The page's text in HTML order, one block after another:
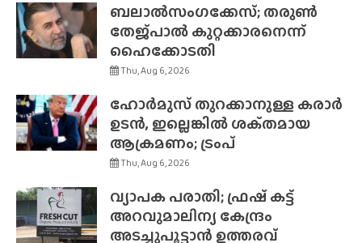
ബലാൽസംഗക്കേസ്; തരുൺ
തേജ്‌പാൽ കുറ്റക്കാരനെന്ന്
ഹൈക്കോടതി
Thu, Aug 6, 2026
ഹോർമുസ് തുറക്കാനുള്ള കരാർ
ഉടൻ, ഇല്ലെങ്കിൽ ശക്‌തമായ
ആക്രമണം; ട്രംപ്
Thu, Aug 6, 2026
വ്യാപക പരാതി; ഫ്രഷ് കട്ട്
അറവുമാലിന്യ കേന്ദ്രം
അടച്ചുപൂട്ടാൻ ഉത്തരവ്